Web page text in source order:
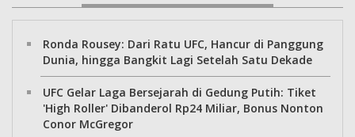
Ronda Rousey: Dari Ratu UFC, Hancur di Panggung
Dunia, hingga Bangkit Lagi Setelah Satu Dekade
UFC Gelar Laga Bersejarah di Gedung Putih: Tiket
'High Roller' Dibanderol Rp24 Miliar, Bonus Nonton
Conor McGregor